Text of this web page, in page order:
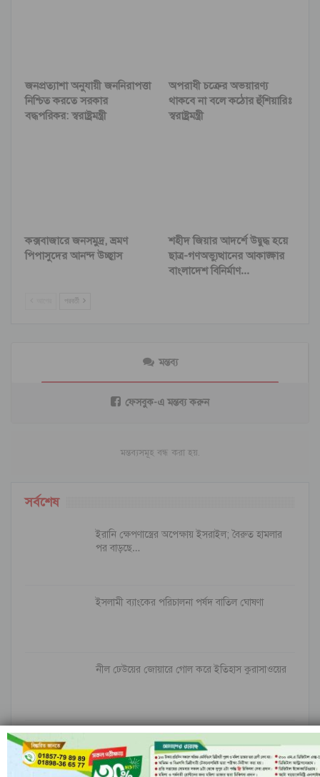
জনপ্রত্যাশা অনুযায়ী জননিরাপত্তা
নিশ্চিত করতে সরকার
বদ্ধপরিকর: স্বরাষ্ট্রমন্ত্রী
অপরাধী চক্রের অভয়ারণ্য
থাকবে না বলে কঠোর হুঁশিয়ারিঃ
স্বরাষ্ট্রমন্ত্রী
কক্সবাজারে জনসমুদ্র, ভ্রমণ
পিপাসুদের আনন্দ উচ্ছ্বাস
শহীদ জিয়ার আদর্শে উদ্বুদ্ধ হয়ে
ছাত্র-গণঅভ্যুত্থানের আকাঙ্ক্ষার
বাংলাদেশ বিনির্মাণ…
পরবর্তী
মন্তব্য
ফেসবুক-এ মন্তব্য করুন
মন্তব্যসমূহ বন্ধ করা হয়.
সর্বশেষ
ইরানি ক্ষেপণাস্ত্রের অপেক্ষায় ইসরাইল; বৈরুত হামলার
পর বাড়ছে…
ইসলামী ব্যাংকের পরিচালনা পর্ষদ বাতিল ঘোষণা
নীল ঢেউয়ের জোয়ারে গোল করে ইতিহাস কুরাসাওয়ের
রাঙামাটির বরকলে নৌকাডুবি, নিখোঁজ ১